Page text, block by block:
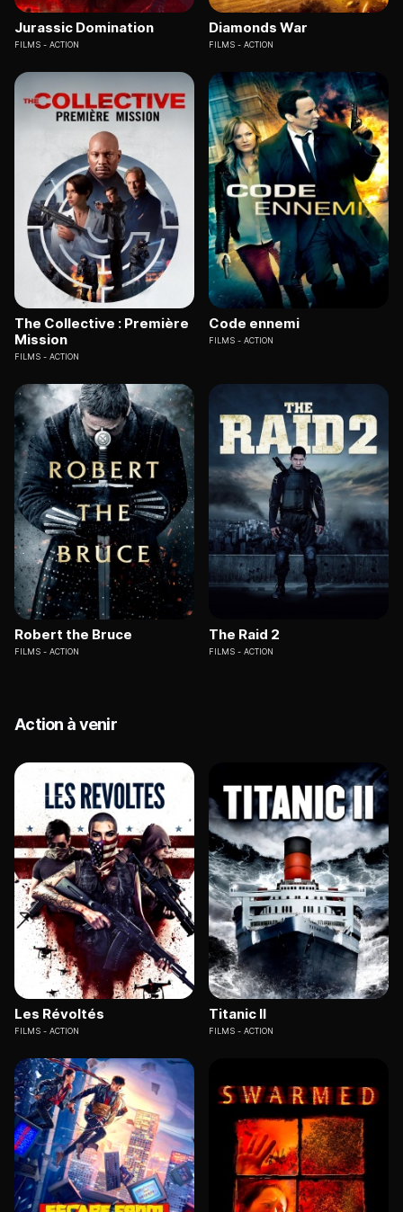
Jurassic Domination
FILMS ACTION
Diamonds War
FILMS ACTION
The Collective : Première
Mission
FILMS ACTION
Code ennemi
FILMS ACTION
Robert the Bruce
FILMS ACTION
The Raid 2
FILMS ACTION
Action à venir
Les Révoltés
FILMS ACTION
Titanic II
FILMS ACTION